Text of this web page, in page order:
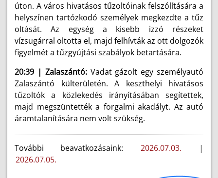
úton. A város hivatásos tűzoltóinak felszólítására a
helyszínen tartózkodó személyek megkezdte a tűz
oltását. Az egység a kisebb izzó részeket
vízsugárral oltotta el, majd felhívták az ott dolgozók
figyelmét a tűzgyújtási szabályok betartására.
20:39 | Zalaszántó:Vadat gázolt egy személyautó
Zalaszántó külterületén. A keszthelyi hivatásos
tűzoltók a közlekedés irányításában segítettek,
majd megszüntették a forgalmi akadályt. Az autó
áramtalanítására nem volt szükség.
További beavatkozásaink: 2026.07.03.
|
2026.07.05.